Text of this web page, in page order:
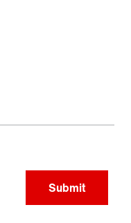
Submit